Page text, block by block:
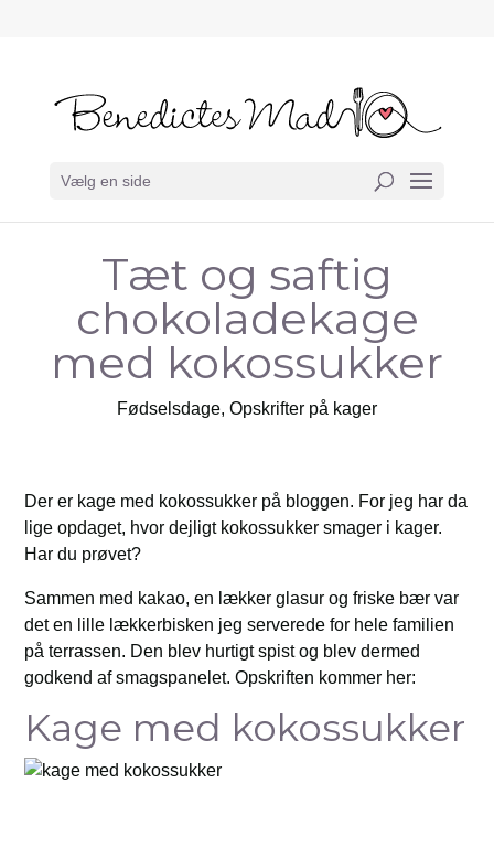
Vælg en side
Tæt og saftig
chokoladekage
med kokossukker
Fødselsdage, Opskrifter på kager
Der er kage med kokossukker på bloggen. For jeg har da
lige opdaget, hvor dejligt kokossukker smager i kager.
Har du prøvet?
Sammen med kakao, en lækker glasur og friske bær var
det en lille lækkerbisken jeg serverede for hele familien
på terrassen. Den blev hurtigt spist og blev dermed
godkend af smagspanelet. Opskriften kommer her:
Kage med kokossukker